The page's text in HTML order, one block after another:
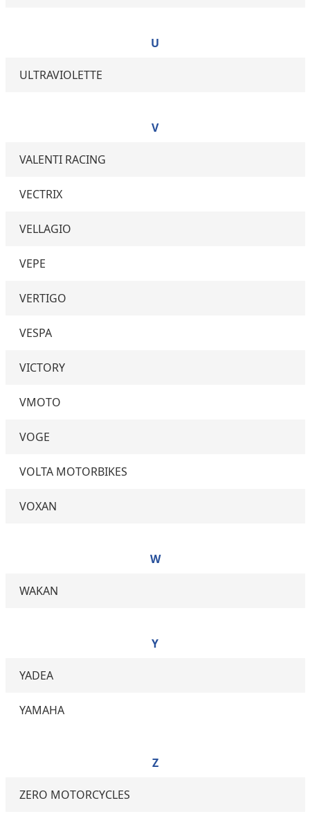
U
ULTRAVIOLETTE
V
VALENTI RACING
VECTRIX
VELLAGIO
VEPE
VERTIGO
VESPA
VICTORY
VMOTO
VOGE
VOLTA MOTORBIKES
VOXAN
W
WAKAN
Y
YADEA
YAMAHA
Z
ZERO MOTORCYCLES